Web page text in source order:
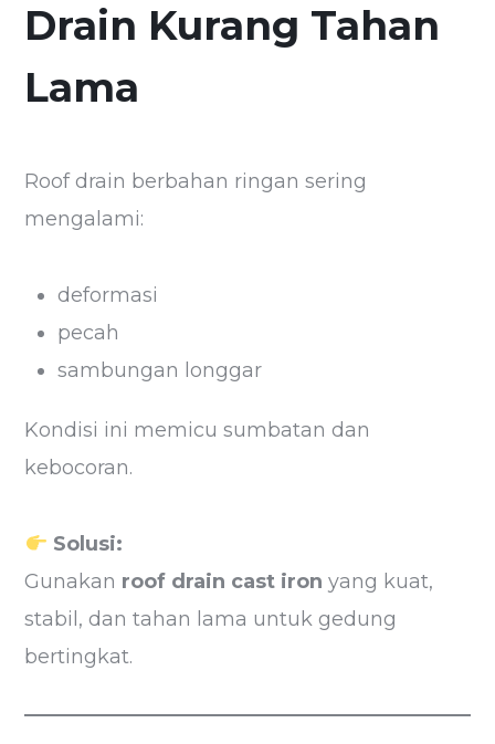
Drain Kurang Tahan
Lama
Roof drain berbahan ringan sering
mengalami:
deformasi
pecah
sambungan longgar
Kondisi ini memicu sumbatan dan
kebocoran.
Solusi:
Gunakan roof drain cast iron yang kuat,
stabil, dan tahan lama untuk gedung
bertingkat.